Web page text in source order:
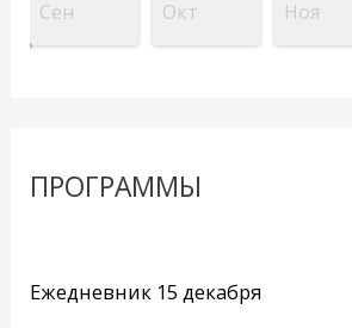
Сен Окт Ноя
ПРОГРАММЫ
Ежедневник 15 декабря